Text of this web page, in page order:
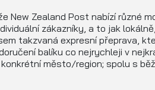
New Zealand Post nabízí různé
zákazníky, a to jak
takzvaná expresní přeprava,
balíku co nejrychleji v
město/region; spolu s